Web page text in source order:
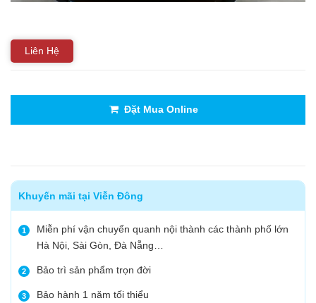
Liên Hệ
Đặt Mua Online
Khuyến mãi tại Viễn Đông
1
Miễn phí vận chuyển quanh nội thành các thành phố lớn
Hà Nội, Sài Gòn, Đà Nẵng…
2 Bảo trì sản phẩm trọn đời
3 Bảo hành 1 năm tối thiểu